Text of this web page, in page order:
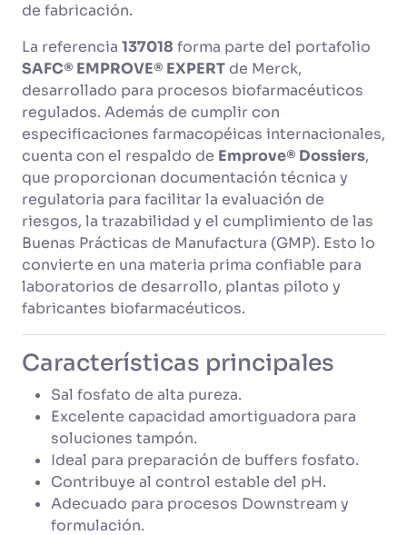
de fabricación.
La referencia 137018 forma parte del portafolio
SAFC® EMPROVE® EXPERTde Merck,
desarrollado para procesos biofarmacéuticos
regulados. Además de cumplir con
especificaciones farmacopéicas internacionales,
cuenta con el respaldo de Emprove® Dossiers,
que proporcionan documentación técnica y
regulatoria para facilitar la evaluación de
riesgos, la trazabilidad y el cumplimiento de las
Buenas Prácticas de Manufactura (GMP). Esto lo
convierte en una materia prima confiable para
laboratorios de desarrollo, plantas piloto y
fabricantes biofarmacéuticos.
Características principales
Sal fosfato de alta pureza.
Excelente capacidad amortiguadora para
soluciones tampón.
Ideal para preparación de buffers fosfato.
Contribuye al control estable del pH.
Adecuado para procesos Downstream y
formulación.